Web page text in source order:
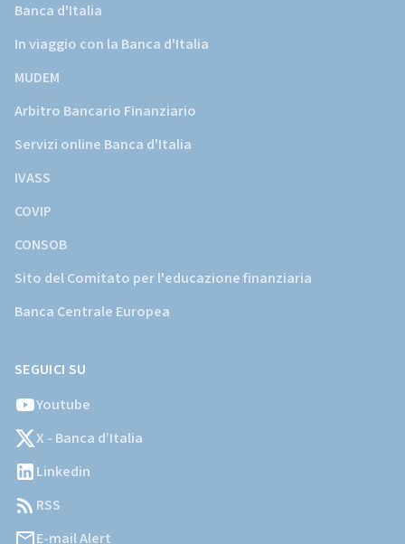
Banca d'Italia
In viaggio con la Banca d'Italia
MUDEM
Arbitro Bancario Finanziario
Servizi online Banca d'Italia
IVASS
COVIP
CONSOB
Sito del Comitato per l'educazione finanziaria
Banca Centrale Europea
SEGUICI SU
Youtube
X - Banca d’Italia
Linkedin
RSS
E-mail Alert